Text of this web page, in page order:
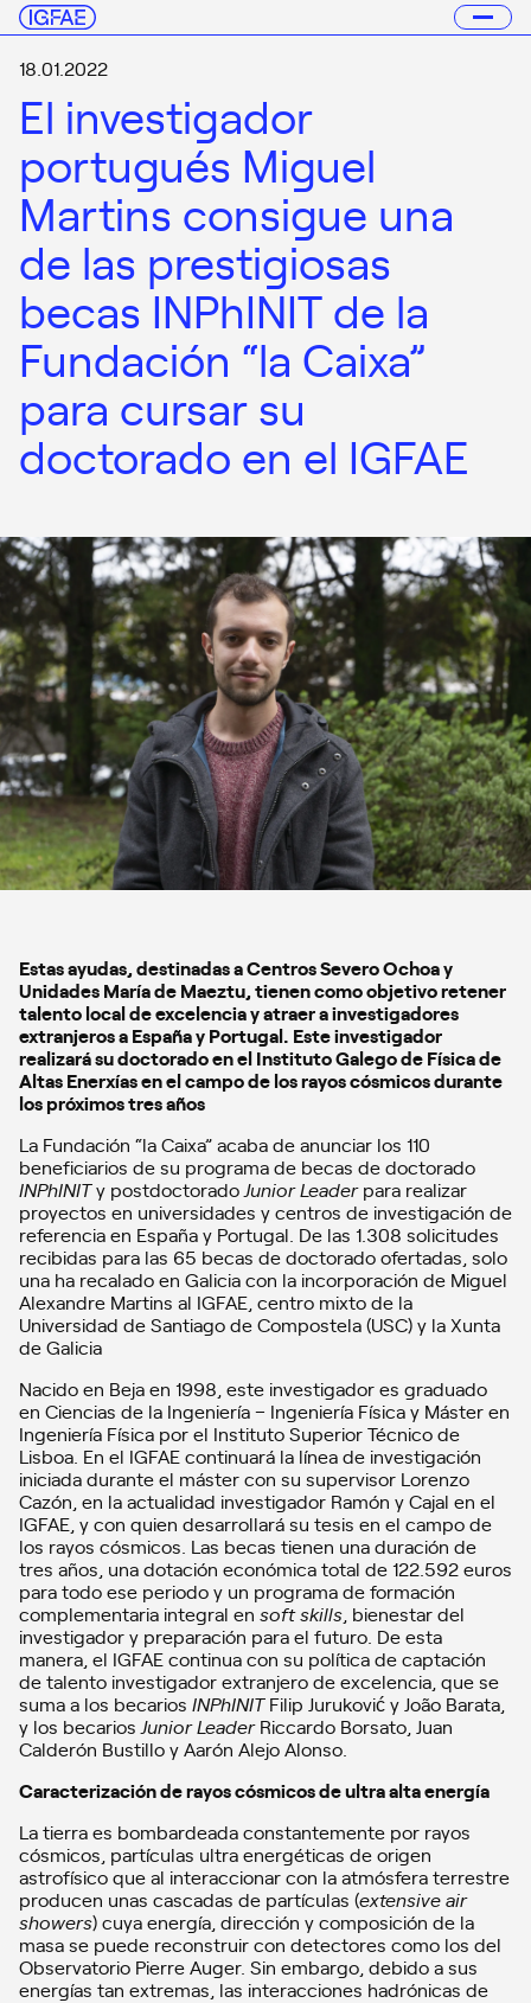
18.01.2022
El investigador
portugués Miguel
Martins consigue una
de las prestigiosas
becas INPhINIT de la
Fundación “la Caixa”
para cursar su
doctorado en el IGFAE
Estas ayudas, destinadas a Centros Severo Ochoa y
Unidades María de Maeztu, tienen como objetivo retener
talento local de excelencia y atraer a investigadores
extranjeros a España y Portugal. Este investigador
realizará su doctorado en el Instituto Galego de Física de
Altas Enerxías en el campo de los rayos cósmicos durante
los próximos tres años
La Fundación “la Caixa” acaba de anunciar los 110
beneficiarios de su programa de becas de doctorado
INPhINITy postdoctorado Junior Leaderpara realizar
proyectos en universidades y centros de investigación de
referencia en España y Portugal. De las 1.308 solicitudes
recibidas para las 65 becas de doctorado ofertadas, solo
una ha recalado en Galicia con la incorporación de Miguel
Alexandre Martins al IGFAE, centro mixto de la
Universidad de Santiago de Compostela (USC) y la Xunta
de Galicia
Nacido en Beja en 1998, este investigador es graduado
en Ciencias de la Ingeniería – Ingeniería Física y Máster en
Ingeniería Física por el Instituto Superior Técnico de
Lisboa. En el IGFAE continuará la línea de investigación
iniciada durante el máster con su supervisor Lorenzo
Cazón, en la actualidad investigador Ramón y Cajal en el
IGFAE, y con quien desarrollará su tesis en el campo de
los rayos cósmicos. Las becas tienen una duración de
tres años, una dotación económica total de 122.592 euros
para todo ese periodo y un programa de formación
complementaria integral en soft skills , bienestar del
investigador y preparación para el futuro. De esta
manera, el IGFAE continua con su política de captación
de talento investigador extranjero de excelencia, que se
suma a los becarios INPhINITFilip Juruković y João Barata,
y los becarios JuniorLeaderRiccardo Borsato, Juan
Calderón Bustillo y Aarón Alejo Alonso.
Caracterización de rayos cósmicos de ultra alta energía
La tierra es bombardeada constantemente por rayos
cósmicos, partículas ultra energéticas de origen
astrofísico que al interaccionar con la atmósfera terrestre
producen unas cascadas de partículas (extensive air
showers) cuya energía, dirección y composición de la
masa se puede reconstruir con detectores como los del
Observatorio Pierre Auger. Sin embargo, debido a sus
energías tan extremas, las interacciones hadrónicas de